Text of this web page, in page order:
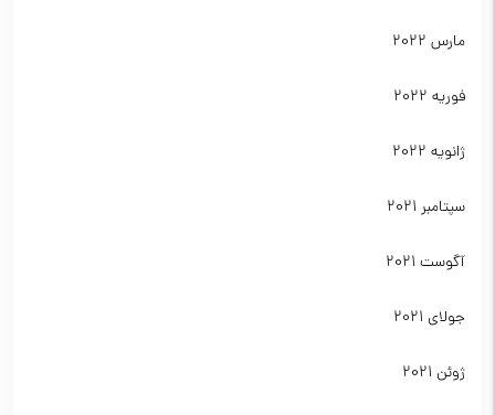
مارس 2022
فوریه 2022
ژانویه 2022
سپتامبر 2021
آگوست 2021
جولای 2021
ژوئن 2021